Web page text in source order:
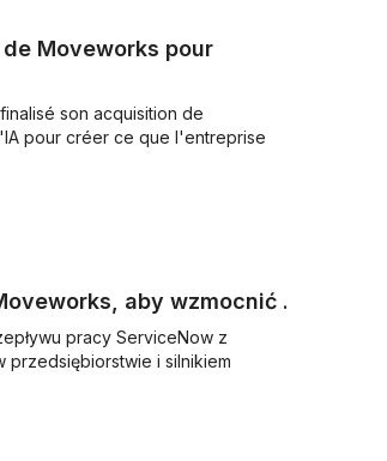
Moveworks pour
son acquisition de
pour créer ce que l'entreprise
aby wzmocnić ...
pracy ServiceNow z
przedsiębiorstwie i silnikiem